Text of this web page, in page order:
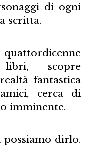
di ogni
scritta.
scopre
fantastica
cerca di
imminente.
possiamo dirlo.